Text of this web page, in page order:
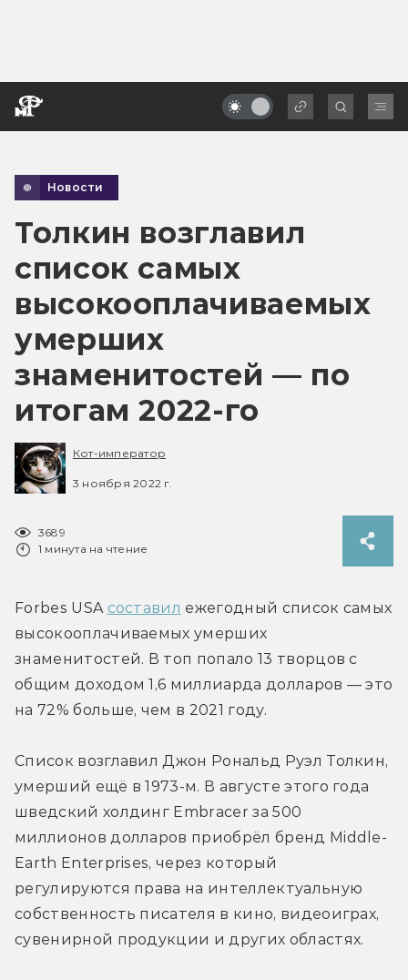
Новости
Толкин возглавил
список самых
высокооплачиваемых
умерших
знаменитостей — по
итогам 2022-го
Кот-император
3 ноября 2022 г.
3689
1 минута на чтение
Forbes USA составил ежегодный список самых
высокооплачиваемых умерших
знаменитостей. В топ попало 13 творцов с
общим доходом 1,6 миллиарда долларов — это
на 72% больше, чем в 2021 году.
Список возглавил Джон Рональд Руэл Толкин,
умерший ещё в 1973-м. В августе этого года
шведский холдинг Embracer за 500
миллионов долларов приобрёл бренд Middle-
Earth Enterprises, через который
регулируются права на интеллектуальную
собственность писателя в кино, видеоиграх,
сувенирной продукции и других областях.